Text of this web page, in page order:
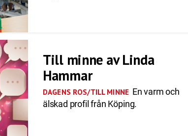
Till minne av Linda
Hammar
DAGENS ROS/TILL MINNE En varm och
älskad profil från Köping.